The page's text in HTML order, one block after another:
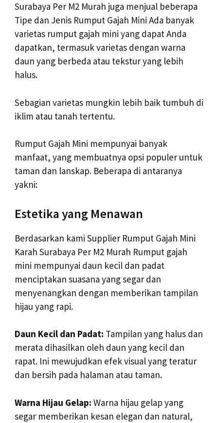
Surabaya Per M2 Murah juga menjual beberapa
Tipe dan Jenis Rumput Gajah Mini Ada banyak
varietas rumput gajah mini yang dapat Anda
dapatkan, termasuk varietas dengan warna
daun yang berbeda atau tekstur yang lebih
halus.
Sebagian varietas mungkin lebih baik tumbuh di
iklim atau tanah tertentu.
Rumput Gajah Mini mempunyai banyak
manfaat, yang membuatnya opsi populer untuk
taman dan lanskap. Beberapa di antaranya
yakni:
Estetika yang Menawan
Berdasarkan kami Supplier Rumput Gajah Mini
Karah Surabaya Per M2 Murah Rumput gajah
mini mempunyai daun kecil dan padat
menciptakan suasana yang segar dan
menyenangkan dengan memberikan tampilan
hijau yang rapi.
Daun Kecil dan Padat: Tampilan yang halus dan
merata dihasilkan oleh daun yang kecil dan
rapat. Ini mewujudkan efek visual yang teratur
dan bersih pada halaman atau taman.
Warna Hijau Gelap: Warna hijau gelap yang
segar memberikan kesan elegan dan natural,